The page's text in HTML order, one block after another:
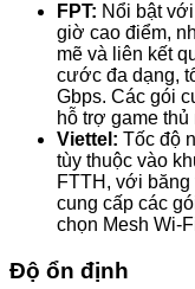
FPT: Nổi bật
giờ cao điểm,
mẽ và liên kết
cước đa dạng,
Gbps. Các gói
hỗ trợ game
Viettel: Tốc độ
tùy thuộc vào
FTTH, với băng
cung cấp các
chọn Mesh Wi-
Độ ổn định